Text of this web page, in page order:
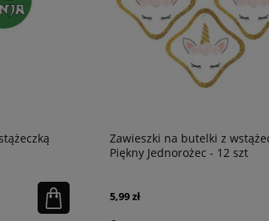
Zawieszki na butelki z
Piękny Jednorożec - 12 szt
5,99 zł